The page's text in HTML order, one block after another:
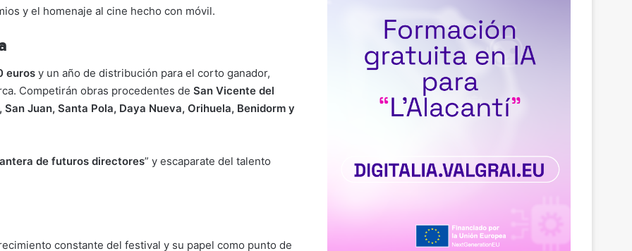
y el homenaje al cine hecho con móvil.
euros y un año de distribución para el corto ganador,
Competirán obras procedentes de San Vicente del
Juan, Santa Pola, Daya Nueva, Orihuela, Benidorm y
de futuros directores” y escaparate del talento
constante del festival y su papel como punto de